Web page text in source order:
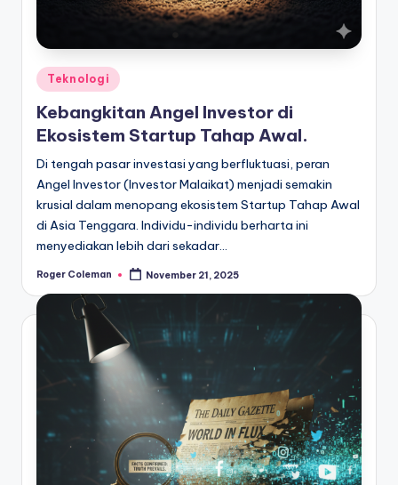
Posted
in
Teknologi
Kebangkitan Angel Investor di
Ekosistem Startup Tahap Awal.
Di tengah pasar investasi yang berfluktuasi, peran
Angel Investor (Investor Malaikat) menjadi semakin
krusial dalam menopang ekosistem Startup Tahap Awal
di Asia Tenggara. Individu-individu berharta ini
menyediakan lebih dari sekadar…
Posted
Roger Coleman November 21, 2025